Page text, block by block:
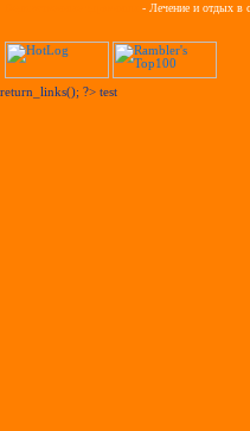
- Лечение и отдых в
return_links(); ?> test